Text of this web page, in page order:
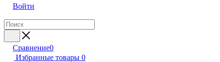
Войти
Сравнение0
Избранные товары 0